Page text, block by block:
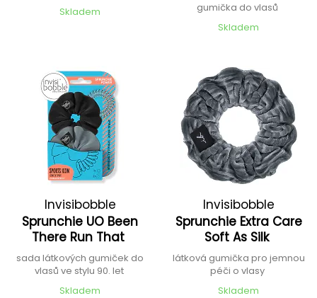
Skladem
gumička do vlasů
Skladem
Invisibobble
Sprunchie UO Been
There Run That
sada látkových gumiček do
vlasů ve stylu 90. let
Skladem
Invisibobble
Sprunchie Extra Care
Soft As Silk
látková gumička pro jemnou
péči o vlasy
Skladem